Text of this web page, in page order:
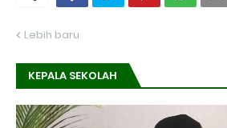
Lebih baru
KEPALA SEKOLAH